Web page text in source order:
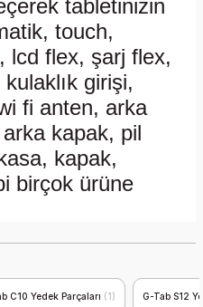
tabletinizin
touch,
lcd flex, şarj flex,
girişi,
fi anten, arka
kapak, pil
kapak,
birçok ürüne
C10 Yedek Parçaları (1) G-Tab S12